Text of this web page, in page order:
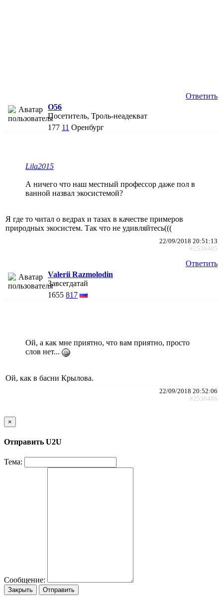
Ответить
O56
Посетитель, Троль-неадекват
177 11 Оренбург
Lila2015
А ничего что наш местный профессор даже пол в
ванной назвал экосистемой?
Я где то читал о ведрах и тазах в качестве примеров
природных экосистем. Так что не удивляйтесь(((
22/09/2018 20:51:13
#2536485
Ответить
Valerii Razmolodin
Завсегдатай
1655 817
Ой, а как мне приятно, что вам приятно, просто
слов нет...
Ой, как в басни Крылова.
22/09/2018 20:52:06
#2536486
×
Отправить U2U
Тема:
Сообщение:
Закрыть Отправить